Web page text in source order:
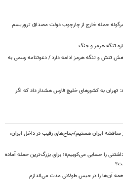
حمله خارج از چارچوب دولت مصداق تروریسم
تنگه هرمز و جنگ
تنش و تنگه هرمز ادامه دارد / دعوتنامه رسمی به
تهران به کشورهای خلیج فارس هشدار داد که اگر
مناقشه ایران هستیم/جناح‌های رقیب در داخل ایران،
را حسابی می‌کوبیم»؛ برای بزرگ‌ترین حمله آماده
آن‌ها را در حبس طولانی مدت می‌اندازم